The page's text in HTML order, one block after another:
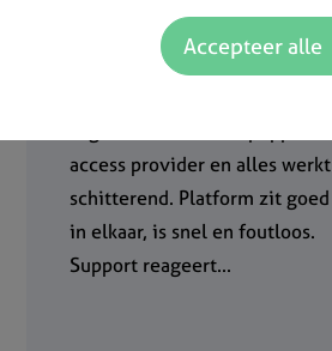
Google reviews
access provider en alles werkt
schitterend. Platform zit goed
in elkaar, is snel en foutloos.
Support reageert...